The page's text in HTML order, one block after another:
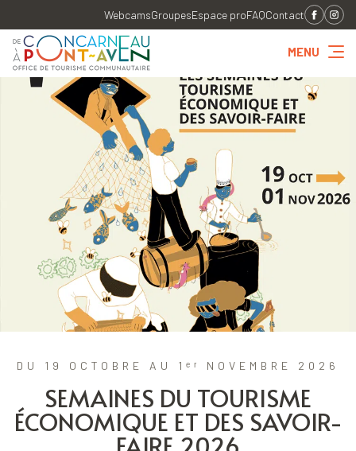
WebcamsGroupesEspace proFAQContact
MENU
DU 19 OCTOBRE AU 1ᵉʳ NOVEMBRE 2026
SEMAINES DU TOURISME
ÉCONOMIQUE ET DES SAVOIR-